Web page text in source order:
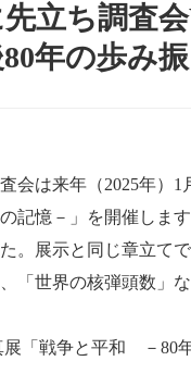
先立ち調査
年の歩み振
会は来年（2025年）
記憶－」を開催します
。展示と同じ章立て
「世界の核弾頭数」
「戦争と平和 －80